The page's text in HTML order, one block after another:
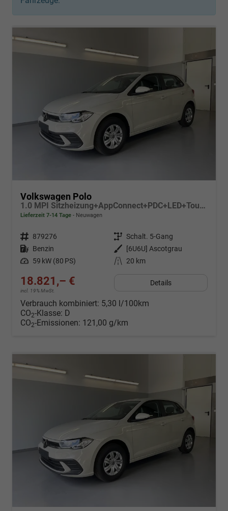
Volkswagen Polo
1.0 MPI Sitzheizung+AppConnect+PDC+LED+Touch+Lichtsensor+MultiLenkrad
Lieferzeit 7-14 Tage Neuwagen
Fahrzeugnr. 879276 Getriebe Schalt. 5-Gang
Kraftstoff Benzin Außenfarbe
[6U6U] Ascotgrau
Leistung 59 kW (80 PS) Kilometerstand 20 km
18.821,– €
incl. 19% MwSt.
Details
Verbrauch kombiniert: 5,30 l/100km
CO2-Klasse: D
CO2-Emissionen: 121,00 g/km